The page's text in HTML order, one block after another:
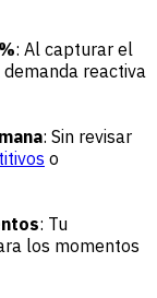
: Al capturar el
reactiva
: Sin revisar
o
: Tu
los momentos